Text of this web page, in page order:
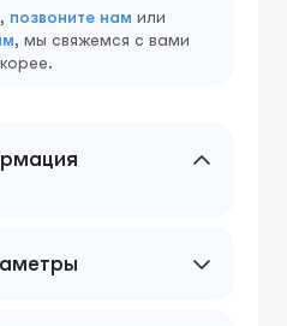
позвоните нам или
, мы свяжемся с вами